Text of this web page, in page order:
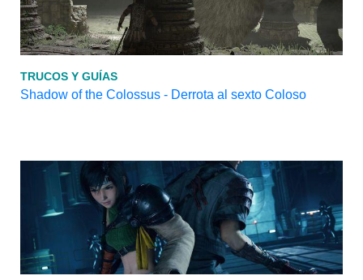
TRUCOS Y GUÍAS
Shadow of the Colossus - Derrota al sexto Coloso